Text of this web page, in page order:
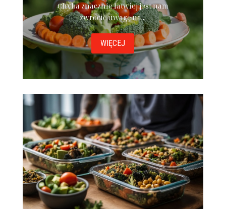
Chyba znacznie łatwiej jest nam
zwrócić uwagę na...
WIĘCEJ